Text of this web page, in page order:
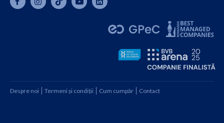
Despre noi Termeni și condiții Cum cumpăr Contact